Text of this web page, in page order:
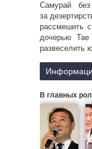
Самурай
за
рассмешить
дочерью
развеселить
В главных